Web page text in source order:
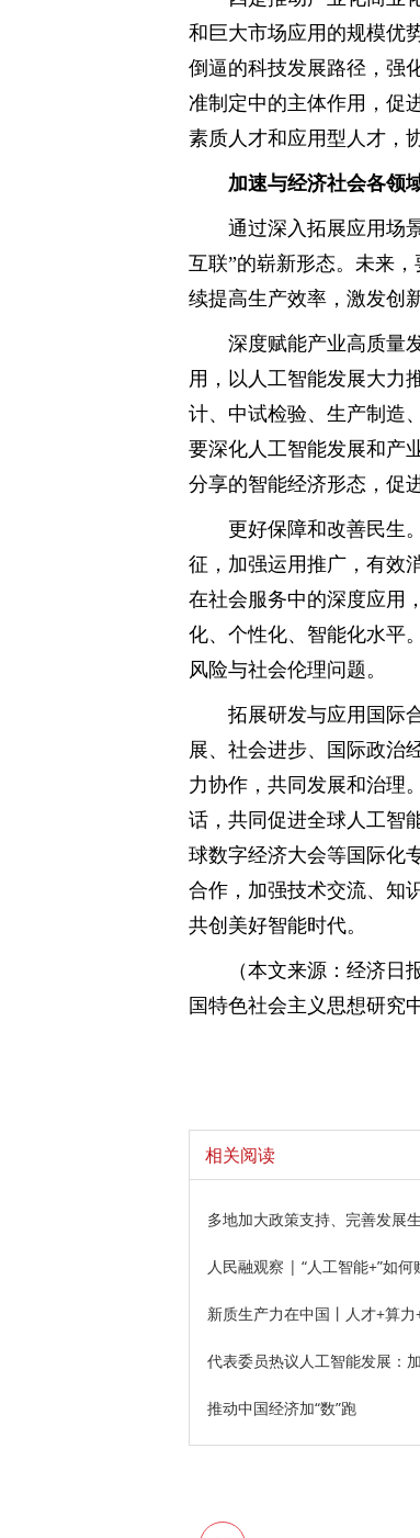
和巨大市场应用的规模优
倒逼的科技发展路径，强
准制定中的主体作用，促
素质人才和应用型人才，
加速与经济社会各领
通过深入拓展应用场
互联”的崭新形态。未来
续提高生产效率，激发创
深度赋能产业高质量
用，以人工智能发展大力
计、中试检验、生产制造
要深化人工智能发展和产
分享的智能经济形态，促
更好保障和改善民生
征，加强运用推广，有效
在社会服务中的深度应用
化、个性化、智能化水平
风险与社会伦理问题。
拓展研发与应用国际
展、社会进步、国际政治
力协作，共同发展和治理
话，共同促进全球人工智
球数字经济大会等国际化
合作，加强技术交流、知
共创美好智能时代。
（本文来源：经济
国特色社会主义思想研究
相关阅读
多地加大政策支持、完善发
人民融观察 | “人工智能+”如何
新质生产力在中国丨人才+算
代表委员热议人工智能发展：
推动中国经济加“数”跑